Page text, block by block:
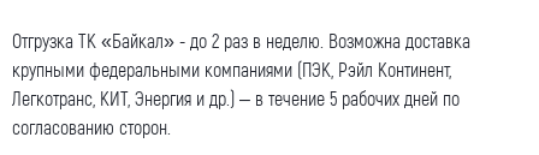
Отгрузка ТК «Байкал» - до 2 раз в неделю. Возможна доставка
крупными федеральными компаниями (ПЭК, Рэйл Континент,
Легкотранс, КИТ, Энергия и др.) – в течение 5 рабочих дней по
согласованию сторон.